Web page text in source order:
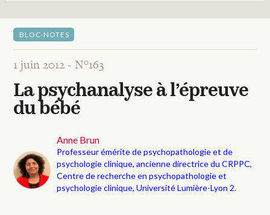
Colloque
Mon panier
Mon compte
BLOC-NOTES
1 juin 2012 -N°163
La psychanalyse à l’épreuve
du bébé
Anne Brun
Professeur émérite de psychopathologie et de
psychologie clinique, ancienne directrice du CRPPC,
Centre de recherche en psychopathologie et
psychologie clinique, Université Lumière-Lyon 2.